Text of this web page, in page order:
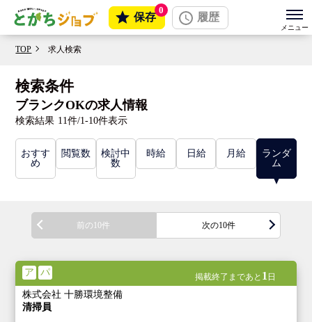
保存
0
履歴
TOP 求人検索
検索条件
ブランクOKの求人情報
検索結果 11件/1-10件表示
おすす
め
閲覧数
検討中
数
時給 日給 月給
ランダ
ム
前の10件 次の10件
ア パ 掲載終了まであと 1 日
株式会社 十勝環境整備
清掃員